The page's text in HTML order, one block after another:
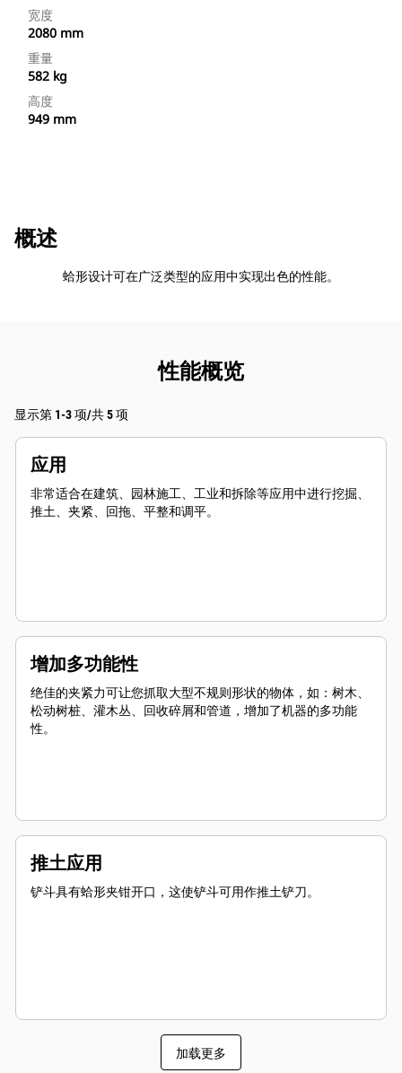
宽度
2080 mm
重量
582 kg
高度
949 mm
概述
蛤形设计可在广泛类型的应用中实现出色的性能。
性能概览
显示第 1-3 项/共 5 项
应用
非常适合在建筑、园林施工、工业和拆除等应用中进行挖掘、
推土、夹紧、回拖、平整和调平。
增加多功能性
绝佳的夹紧力可让您抓取大型不规则形状的物体，如：树木、
松动树桩、灌木丛、回收碎屑和管道，增加了机器的多功能
性。
推土应用
铲斗具有蛤形夹钳开口，这使铲斗可用作推土铲刀。
加载更多